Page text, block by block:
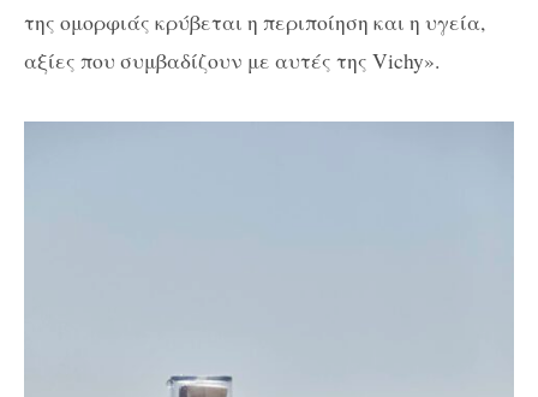
της ομορφιάς κρύβεται η περιποίηση και η υγεία,
αξίες που συμβαδίζουν με αυτές της Vichy».